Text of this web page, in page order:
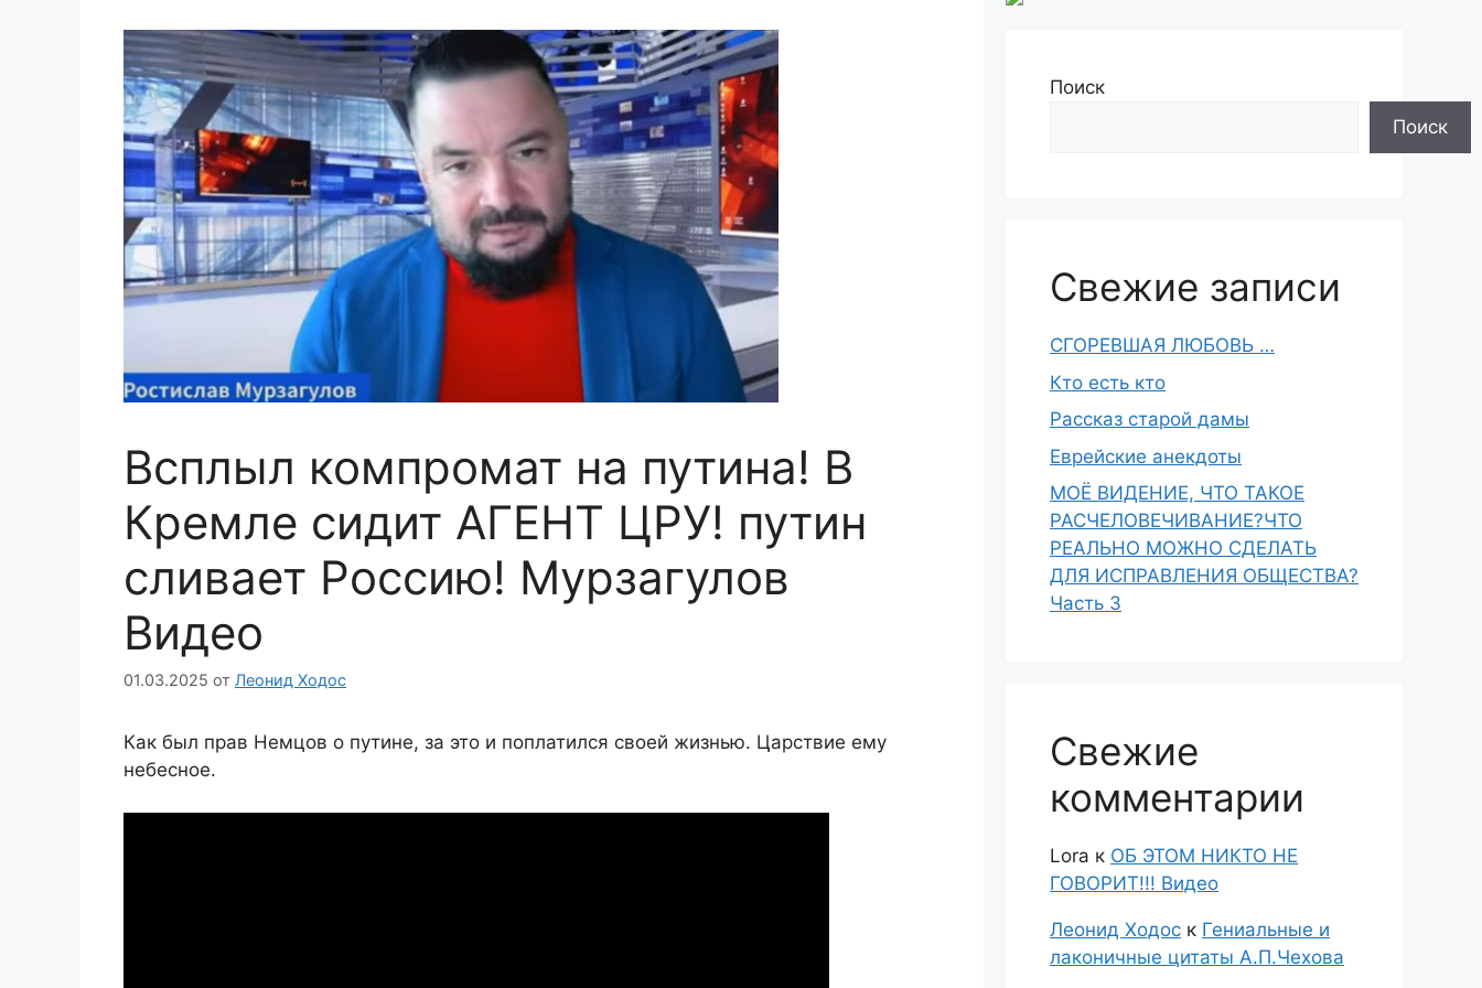
Всплыл компромат на путина! В
Кремле сидит АГЕНТ ЦРУ! путин
сливает Россию! Мурзагулов
Видео
01.03.2025 от Леонид Ходос
Как был прав Немцов о путине, за это и поплатился своей жизнью. Царствие ему
небесное.
Поиск
Поиск
Свежие записи
СГОРЕВШАЯ ЛЮБОВЬ …
Кто есть кто
Рассказ старой дамы
Еврейские анекдоты
МОЁ ВИДЕНИЕ, ЧТО ТАКОЕ
РАСЧЕЛОВЕЧИВАНИЕ?ЧТО
РЕАЛЬНО МОЖНО СДЕЛАТЬ
ДЛЯ ИСПРАВЛЕНИЯ ОБЩЕСТВА?
Часть 3
Свежие
комментарии
Lora к ОБ ЭТОМ НИКТО НЕ
ГОВОРИТ!!! Видео
Леонид Ходос к Гениальные и
лаконичные цитаты А.П.Чехова